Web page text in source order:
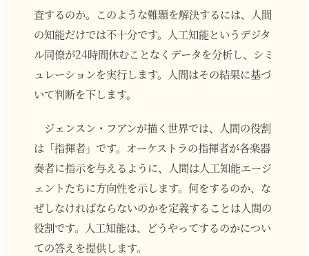
査するのか。このような難題を解決するには、人間
の知能だけでは不十分です。人工知能というデジタ
ル同僚が24時間休むことなくデータを分析し、シミ
ュレーションを実行します。人間はその結果に基づ
いて判断を下します。
ジェンスン・フアンが描く世界では、人間の役割
は「指揮者」です。オーケストラの指揮者が各楽器
奏者に指示を与えるように、人間は人工知能エージ
ェントたちに方向性を示します。何をするのか、な
ぜしなければならないのかを定義することは人間の
役割です。人工知能は、どうやってするのかについ
ての答えを提供します。